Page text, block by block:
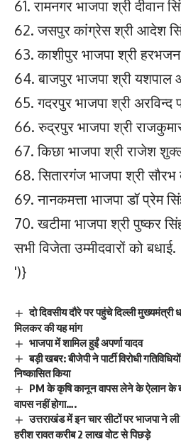
61. रामनगर भाजपा श्री दीवान
62. जसपुर कांग्रेस श्री आदेश
63. काशीपुर भाजपा श्री हरभजन
64. बाजपुर भाजपा श्री यशपाल
65. गदरपुर भाजपा श्री अरविन्द
66. रुद्रपुर भाजपा श्री
67. किछा भाजपा श्री राजेश
68. सितारगंज भाजपा श्री सौरभ
69. नानकमत्ता भाजपा डॉ प्रेम
70. खटीमा भाजपा श्री पुष्कर
सभी विजेता उम्मीदवारों को बधाई.
')}
दो दिवसीय दौरे पर पहुंचे द‍िल्‍ली मुख्यमंत्री
मिलकर की यह मांग
भाजपा में शामिल हुईं अपर्णा यादव
बड़ी खबर: बीजेपी ने पार्टी विरोधी
निष्कासित किया
PM के कृषि कानून वापस लेने के ऐलान के
वापस नहीं होगा….
उत्तराखंड में इन चार सीटों पर भाजपा ने
हरीश रावत करीब 2 लाख वोट से पिछड़े